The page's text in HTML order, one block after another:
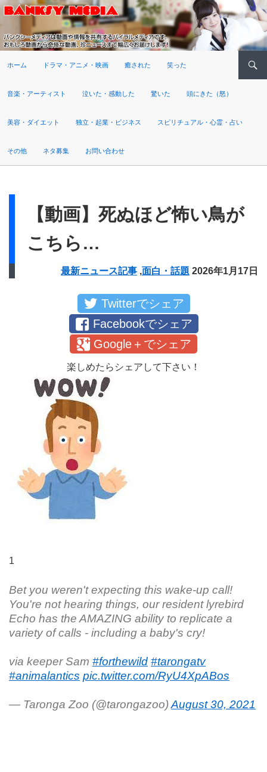
ホーム ドラマ・アニメ・映画 癒された 笑った
音楽・アーティスト 泣いた・感動した 驚いた 頭にきた（怒）
美容・ダイエット 独立・起業・ビジネス スピリチュアル・心霊・占い
その他 ネタ募集 お問い合わせ
【動画】死ぬほど怖い鳥が
こちら…
最新ニュース記事 ,面白・話題 2026年1月17日
Twitterでシェア
Facebookでシェア
Google＋でシェア
楽しめたらシェアして下さい！
1
Bet you weren't expecting this wake-up call!
You're not hearing things, our resident lyrebird
Echo has the AMAZING ability to replicate a
variety of calls - including a baby's cry!
via keeper Sam #forthewild #tarongatv
#animalantics pic.twitter.com/RyU4XpABos
— Taronga Zoo (@tarongazoo)August 30, 2021